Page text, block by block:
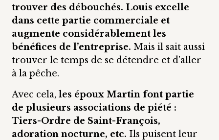
trouver des débouchés. Louis excelle
dans cette partie commerciale et
augmente considérablement les
bénéfices de l’entreprise. Mais il sait aussi
trouver le temps de se détendre et d’aller
à la pêche.
Avec cela, les époux Martin font partie
de plusieurs associations de piété :
Tiers-Ordre de Saint-François,
adoration nocturne, etc. Ils puisent leur